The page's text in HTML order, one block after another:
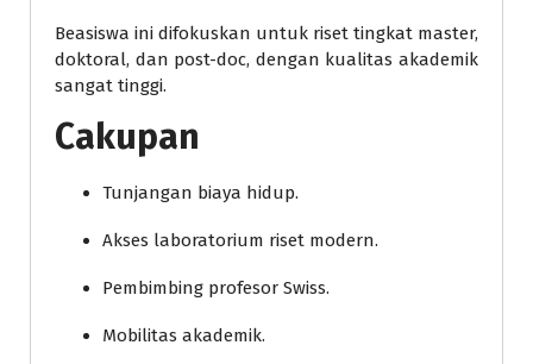
Beasiswa ini difokuskan untuk riset tingkat master,
doktoral, dan post-doc, dengan kualitas akademik
sangat tinggi.
Cakupan
Tunjangan biaya hidup.
Akses laboratorium riset modern.
Pembimbing profesor Swiss.
Mobilitas akademik.